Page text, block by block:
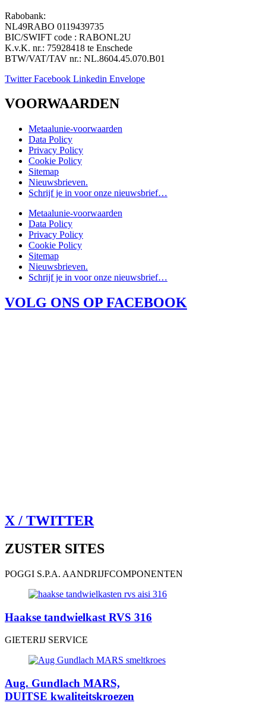
Rabobank:
NL49RABO 0119439735
BIC/SWIFT code : RABONL2U
K.v.K. nr.: 75928418 te Enschede
BTW/VAT/TAV nr.: NL.8604.45.070.B01
Twitter Facebook Linkedin Envelope
VOORWAARDEN
Metaalunie-voorwaarden
Data Policy
Privacy Policy
Cookie Policy
Sitemap
Nieuwsbrieven.
Schrijf je in voor onze nieuwsbrief…
Metaalunie-voorwaarden
Data Policy
Privacy Policy
Cookie Policy
Sitemap
Nieuwsbrieven.
Schrijf je in voor onze nieuwsbrief…
VOLG ONS OP FACEBOOK
X / TWITTER
ZUSTER SITES
POGGI S.P.A. AANDRIJFCOMPONENTEN
Haakse tandwielkast RVS 316
GIETERIJ SERVICE
Aug. Gundlach MARS,
DUITSE kwaliteitskroezen